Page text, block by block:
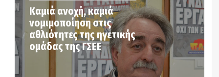
Καμιά ανοχή, καμιά
νομιμοποίηση στις
αθλιότητες της ηγετικής
ομάδας της ΓΣΕΕ